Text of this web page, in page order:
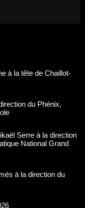
à la tête de Chaillot-
du Phénix,
Serre à la direction
National Grand
à la direction du